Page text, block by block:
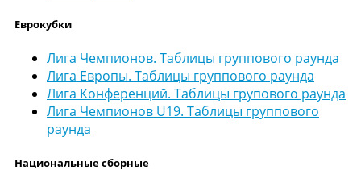
Еврокубки
Лига Чемпионов. Таблицы группового раунда
Лига Европы. Таблицы группового раунда
Лига Конференций. Таблицы групового раунда
Лига Чемпионов U19. Таблицы группового
раунда
Национальные сборные